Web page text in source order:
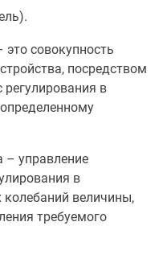
совокупность
посредством
регулирования в
– управление
в
величины,
требуемого